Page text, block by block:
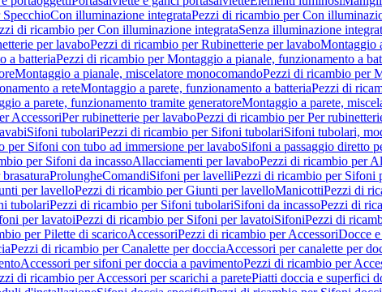
Con illuminazione integrataPezzi di ricambio per Con
di ricambio per Con illuminazione integrataSenza illuminazione
per lavaboPezzi di ricambio per Rubinetterie per lavaboMontaggio
a batteriaPezzi di ricambio per Montaggio a pianale, funzionamento a
Montaggio a pianale, miscelatore monocomandoPezzi di ricambio per
a reteMontaggio a parete, funzionamento a batteriaPezzi di
a parete, funzionamento tramite generatoreMontaggio a parete,
AccessoriPer rubinetterie per lavaboPezzi di ricambio per Per
Sifoni tubolariPezzi di ricambio per Sifoni tubolariSifoni tubolari,
per Sifoni con tubo ad immersione per lavaboSifoni a passaggio diretto
per Sifoni da incassoAllacciamenti per lavaboPezzi di ricambio per
ProlungheComandiSifoni per lavelliPezzi di ricambio per Sifoni
per lavelloPezzi di ricambio per Giunti per lavelloManicottiPezzi di
tubolariPezzi di ricambio per Sifoni tubolariSifoni da incassoPezzi di
per lavatoiPezzi di ricambio per Sifoni per lavatoiSifoniPezzi di
per Pilette di scaricoAccessoriPezzi di ricambio per AccessoriDocce
Pezzi di ricambio per Canalette per docciaAccessori per canalette per
Accessori per sifoni per doccia a pavimentoPezzi di ricambio per
di ricambio per Accessori per scarichi a paretePiatti doccia e superfici